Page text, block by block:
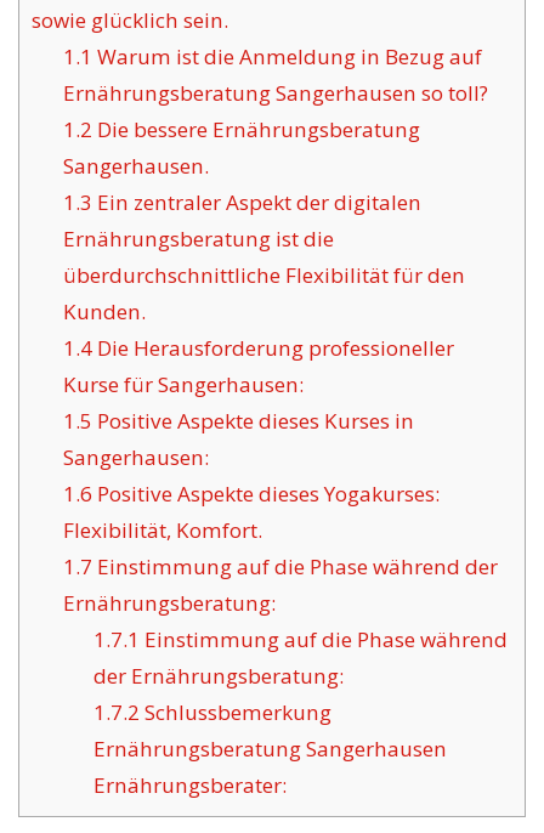
sowie glücklich sein.
1.1 Warum ist die Anmeldung in Bezug auf
Ernährungsberatung Sangerhausen so toll?
1.2 Die bessere Ernährungsberatung
Sangerhausen.
1.3 Ein zentraler Aspekt der digitalen
Ernährungsberatung ist die
überdurchschnittliche Flexibilität für den
Kunden.
1.4Die Herausforderung professioneller
Kurse für Sangerhausen:
1.5 Positive Aspekte dieses Kurses in
Sangerhausen:
1.6 Positive Aspekte dieses Yogakurses:
Flexibilität, Komfort.
1.7 Einstimmung auf die Phase während der
Ernährungsberatung:
1.7.1 Einstimmung auf die Phase während
der Ernährungsberatung:
1.7.2 Schlussbemerkung
Ernährungsberatung Sangerhausen
Ernährungsberater: